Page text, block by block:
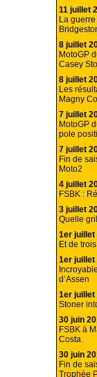
11 juillet
La
8 juillet
MotoGP
Casey
8 juillet
Les
Magny
7 juillet
MotoGP
pole
7 juillet
Fin de
Moto2
4 juillet
FSBK :
3 juillet
Quelle
1er juillet
Et de
1er juillet
d’Assen
1er juillet
Stoner
30 juin
FSBK à
Costa.
30 juin
Fin de
Trophée